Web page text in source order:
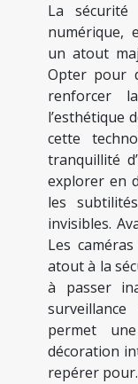
La sécurité
numérique,
un atout
Opter pour
renforcer
l’esthétique
cette
tranquillité
explorer en
les
invisibles.
Les
atout à la
à passer
permet
décoration
repérer